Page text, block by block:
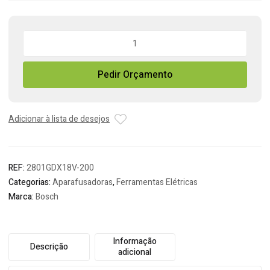
Aparafusadora
Bosch
18V-
Pedir Orçamento
Adicionar à lista de desejos
REF:2801GDX18V-200
Categorias:Aparafusadoras,Ferramentas Elétricas
Marca:Bosch
Descrição
Informação
adicional